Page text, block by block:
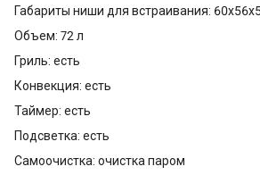
Габариты ниши для встраивания:
Объем: 72 л
Гриль: есть
Конвекция: есть
Таймер: есть
Подсветка: есть
Самоочистка: очистка паром